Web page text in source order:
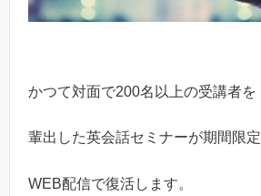
かつて対面で200名以上の受講者を
輩出した英会話セミナーが期間限定
WEB配信で復活します。